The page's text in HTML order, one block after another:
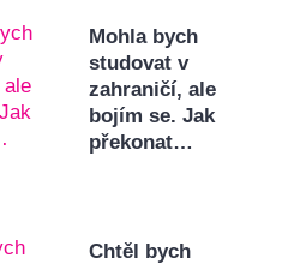
Mohla bych
studovat v
zahraničí, ale
bojím se. Jak
překonat…
Chtěl bych